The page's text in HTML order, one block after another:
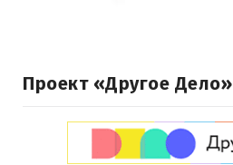
Проект «Другое Дело»